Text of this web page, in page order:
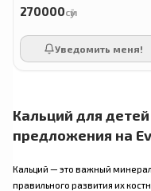
270000сӯм
Уведомить меня!
Кальций для
предложения на
Кальций — это важный
правильного развития их